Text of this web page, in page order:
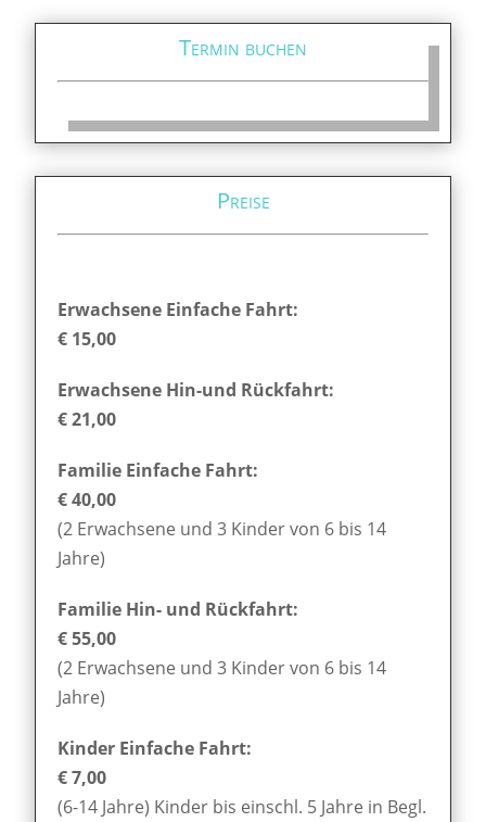
Termin buchen
Preise
Erwachsene Einfache Fahrt:
€ 15,00
Erwachsene Hin-und Rückfahrt:
€ 21,00
Familie Einfache Fahrt:
€ 40,00
(2 Erwachsene und 3 Kinder von 6 bis 14
Jahre)
Familie Hin- und Rückfahrt:
€ 55,00
(2 Erwachsene und 3 Kinder von 6 bis 14
Jahre)
Kinder Einfache Fahrt:
€ 7,00
(6-14 Jahre) Kinder bis einschl. 5 Jahre in Begl.